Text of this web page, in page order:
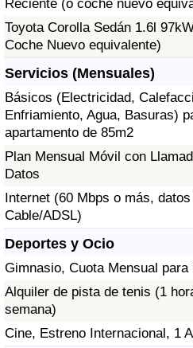
Reciente (o coche nuevo
Toyota Corolla Sedán 1.6l
Coche Nuevo equivalente)
Servicios (Mensuales)
Básicos (Electricidad,
Enfriamiento, Agua, Basuras)
apartamento de 85m2
Plan Mensual Móvil con
Datos
Internet (60 Mbps o más,
Cable/ADSL)
Deportes y Ocio
Gimnasio, Cuota Mensual para
Alquiler de pista de tenis (1
semana)
Cine, Estreno Internacional, 1